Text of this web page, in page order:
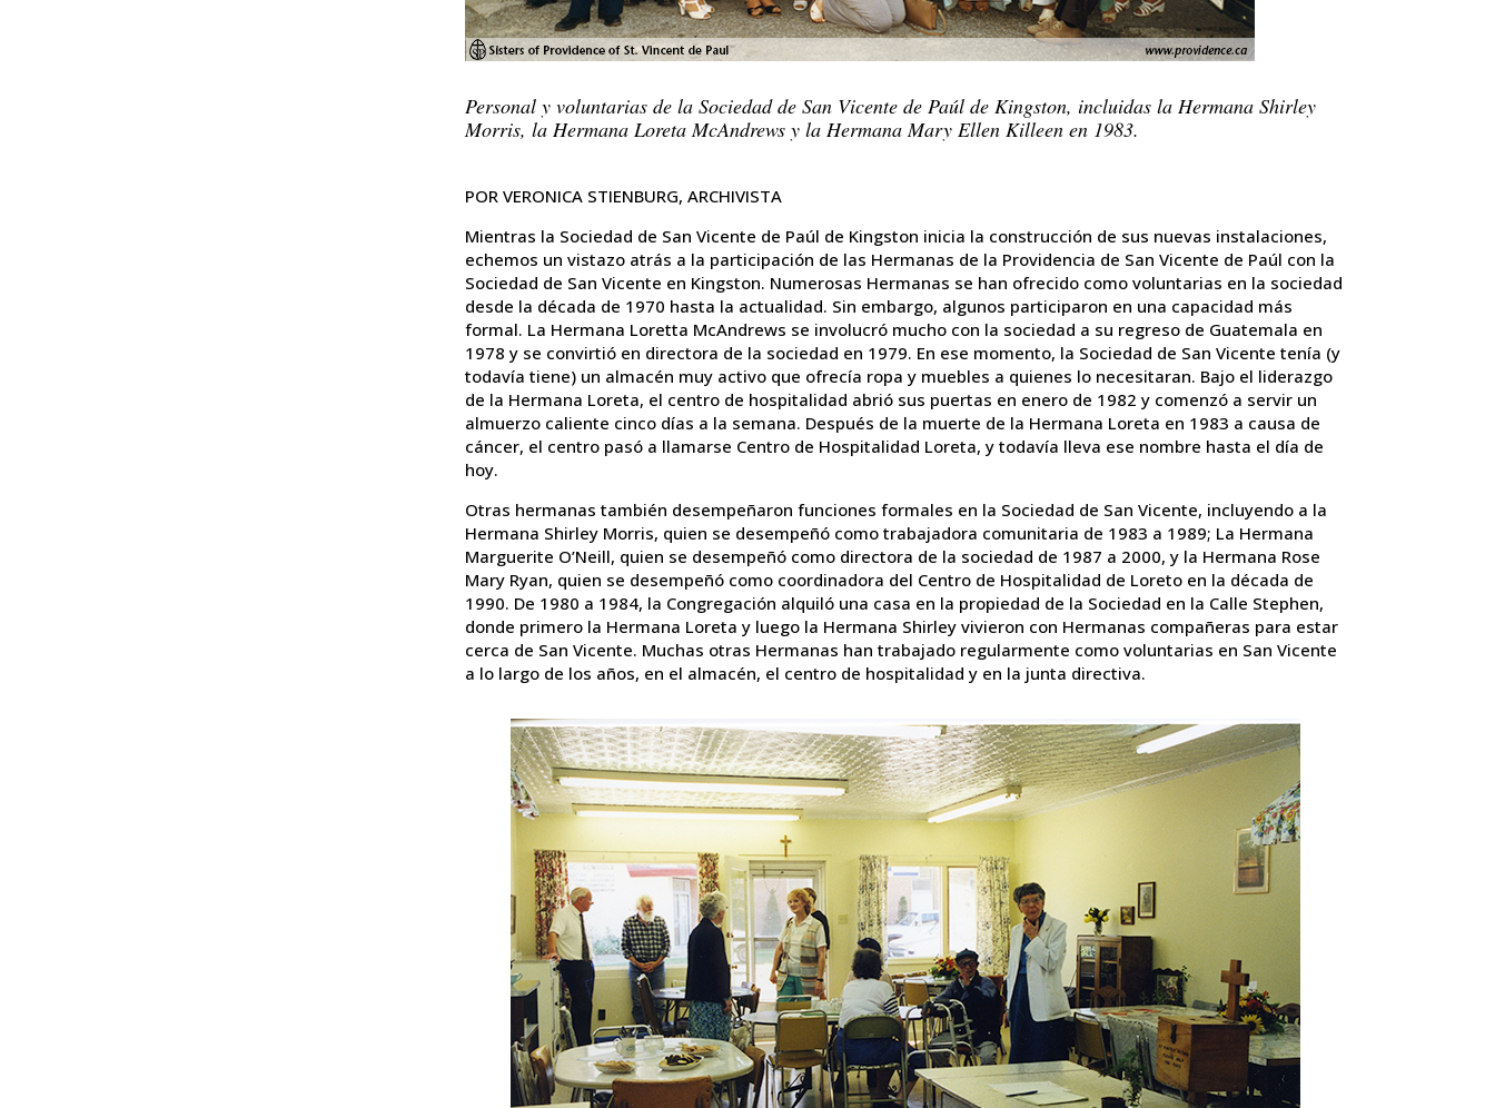
Personal y voluntarias de la Sociedad de San Vicente de Paúl de Kingston, incluidas la Hermana Shirley
Morris, la Hermana Loreta McAndrews y la Hermana Mary Ellen Killeen en 1983.
POR VERONICA STIENBURG, ARCHIVISTA
Mientras la Sociedad de San Vicente de Paúl de Kingston inicia la construcción de sus nuevas instalaciones,
echemos un vistazo atrás a la participación de las Hermanas de la Providencia de San Vicente de Paúl con la
Sociedad de San Vicente en Kingston. Numerosas Hermanas se han ofrecido como voluntarias en la sociedad
desde la década de 1970 hasta la actualidad. Sin embargo, algunos participaron en una capacidad más
formal. La Hermana Loretta McAndrews se involucró mucho con la sociedad a su regreso de Guatemala en
1978 y se convirtió en directora de la sociedad en 1979. En ese momento, la Sociedad de San Vicente tenía (y
todavía tiene) un almacén muy activo que ofrecía ropa y muebles a quienes lo necesitaran. Bajo el liderazgo
de la Hermana Loreta, el centro de hospitalidad abrió sus puertas en enero de 1982 y comenzó a servir un
almuerzo caliente cinco días a la semana. Después de la muerte de la Hermana Loreta en 1983 a causa de
cáncer, el centro pasó a llamarse Centro de Hospitalidad Loreta, y todavía lleva ese nombre hasta el día de
hoy.
Otras hermanas también desempeñaron funciones formales en la Sociedad de San Vicente, incluyendo a la
Hermana Shirley Morris, quien se desempeñó como trabajadora comunitaria de 1983 a 1989; La Hermana
Marguerite O’Neill, quien se desempeñó como directora de la sociedad de 1987 a 2000, y la Hermana Rose
Mary Ryan, quien se desempeñó como coordinadora del Centro de Hospitalidad de Loreto en la década de
1990. De 1980 a 1984, la Congregación alquiló una casa en la propiedad de la Sociedad en la Calle Stephen,
donde primero la Hermana Loreta y luego la Hermana Shirley vivieron con Hermanas compañeras para estar
cerca de San Vicente. Muchas otras Hermanas han trabajado regularmente como voluntarias en San Vicente
a lo largo de los años, en el almacén, el centro de hospitalidad y en la junta directiva.